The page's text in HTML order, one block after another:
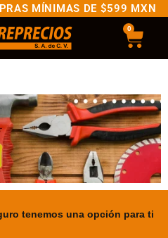
MÍNIMAS DE $599 MXN
0
tenemos una opción para ti